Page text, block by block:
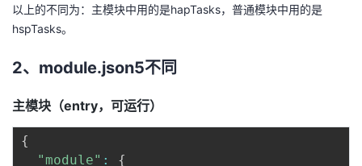
以上的不同为：主模块中用的是hapTasks，普通模块中用的是
hspTasks。
2、module.json5不同
主模块（entry，可运行）
{
"module" :
{